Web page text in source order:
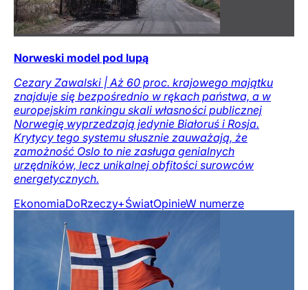
Norweski model pod lupą
Cezary Zawalski | Aż 60 proc. krajowego majątku
znajduje się bezpośrednio w rękach państwa, a w
europejskim rankingu skali własności publicznej
Norwegię wyprzedzają jedynie Białoruś i Rosja.
Krytycy tego systemu słusznie zauważają, że
zamożność Oslo to nie zasługa genialnych
urzędników, lecz unikalnej obfitości surowców
energetycznych.
EkonomiaDoRzeczy+ŚwiatOpinieW numerze